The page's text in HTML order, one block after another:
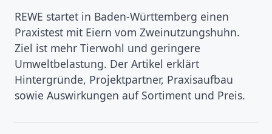
REWE startet in Baden‑Württemberg einen
Praxistest mit Eiern vom Zweinutzungshuhn.
Ziel ist mehr Tierwohl und geringere
Umweltbelastung. Der Artikel erklärt
Hintergründe, Projektpartner, Praxisaufbau
sowie Auswirkungen auf Sortiment und Preis.